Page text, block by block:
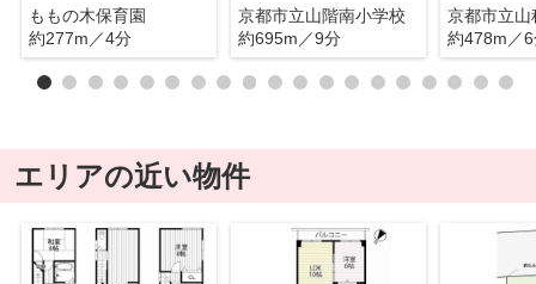
ももの木保育園
約277m／4分
京都市立山階南小学校
約695m／9分
京都市立山
約478m／
エリアの近い物件